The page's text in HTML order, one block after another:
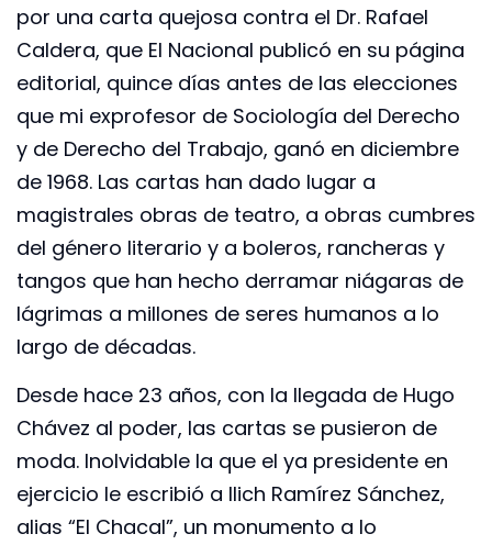
por una carta quejosa contra el Dr. Rafael
Caldera, que El Nacional publicó en su página
editorial, quince días antes de las elecciones
que mi exprofesor de Sociología del Derecho
y de Derecho del Trabajo, ganó en diciembre
de 1968. Las cartas han dado lugar a
magistrales obras de teatro, a obras cumbres
del género literario y a boleros, rancheras y
tangos que han hecho derramar niágaras de
lágrimas a millones de seres humanos a lo
largo de décadas.
Desde hace 23 años, con la llegada de Hugo
Chávez al poder, las cartas se pusieron de
moda. Inolvidable la que el ya presidente en
ejercicio le escribió a Ilich Ramírez Sánchez,
alias “El Chacal”, un monumento a lo